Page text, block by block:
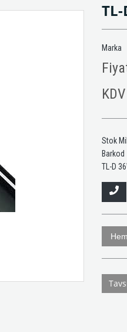
TL-
Marka
Stok
Barkod
TL-D